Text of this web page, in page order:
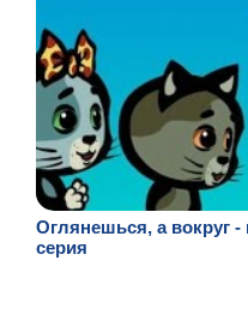
Оглянешься, а вокруг -
серия